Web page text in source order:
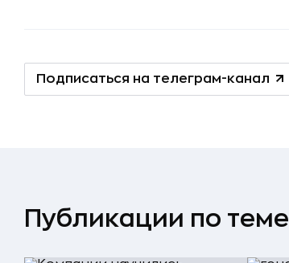
Подписаться на телеграм-канал
Публикации по теме